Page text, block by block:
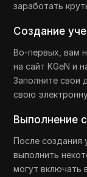
заработать
Создание
Во-первых, вам
на сайт KGeN и
Заполните свои
свою
Выполнение
После создания
выполнить
могут включать